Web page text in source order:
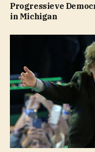
Progressieve
in Michigan